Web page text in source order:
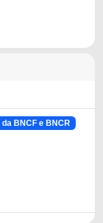
BNCF e BNCR